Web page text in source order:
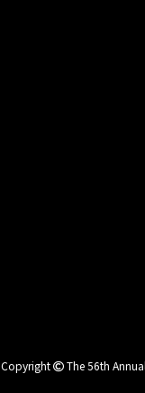
Copyright The 56th